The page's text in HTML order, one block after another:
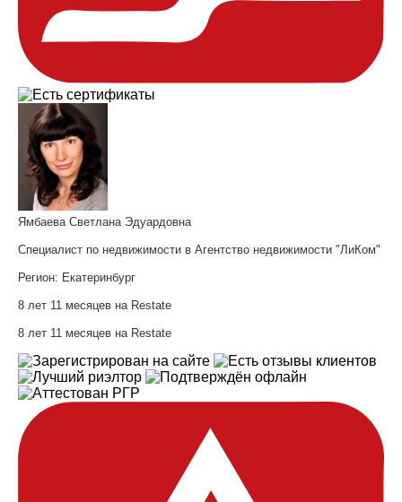
Ямбаева Светлана Эдуардовна
Специалист по недвижимости в Агентство недвижимости "ЛиКом"
Регион: Екатеринбург
8 лет 11 месяцев на Restate
8 лет 11 месяцев на Restate